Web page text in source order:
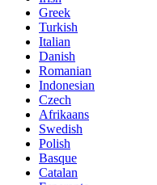
Greek
Turkish
Italian
Danish
Romanian
Indonesian
Czech
Afrikaans
Swedish
Polish
Basque
Catalan